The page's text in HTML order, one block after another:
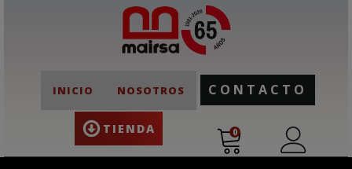
INICIO NOSOTROS
TIENDA
CONTACTO
0